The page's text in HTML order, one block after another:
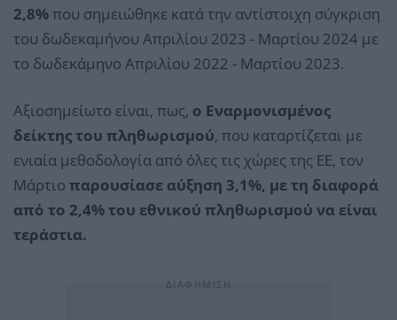
2,8%που σημειώθηκε κατά την αντίστοιχη σύγκριση
του δωδεκαμήνου Απριλίου 2023 - Μαρτίου 2024 με
το δωδεκάμηνο Απριλίου 2022 - Μαρτίου 2023.
Αξιοσημείωτο είναι, πως, ο Εναρμονισμένος
δείκτης του πληθωρισμού, που καταρτίζεται με
ενιαία μεθοδολογία από όλες τις χώρες της ΕΕ, τον
Μάρτιο παρουσίασε αύξηση 3,1%, με τη διαφορά
από το 2,4% του εθνικού πληθωρισμού να είναι
τεράστια.